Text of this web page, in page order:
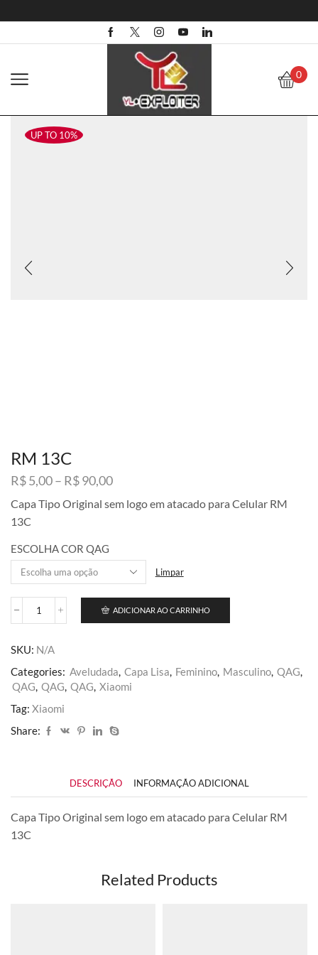
0
UP TO 10%
RM 13C
R$5,00– R$90,00Faixa
preço:
Capa Tipo Original sem logo em atacado para Celular RM
13C
ESCOLHA COR QAG
Limpar
RM
ADICIONAR AO CARRINHO
SKU: N/A
Categories: Aveludada, Capa Lisa, Feminino, Masculino, QAG,
QAG, QAG, QAG, Xiaomi
Tag: Xiaomi
Share:
DESCRIÇÃO INFORMAÇÃO ADICIONAL
Capa Tipo Original sem logo em atacado para Celular RM
13C
Related Products